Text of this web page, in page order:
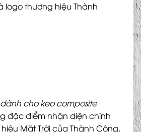
logo thương hiệu Thành
cho keo composite
đặc điểm nhận diện chính
Mặt Trời của Thành Công.